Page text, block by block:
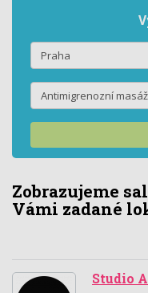
Zobrazujeme
Vámi zadané
Studio